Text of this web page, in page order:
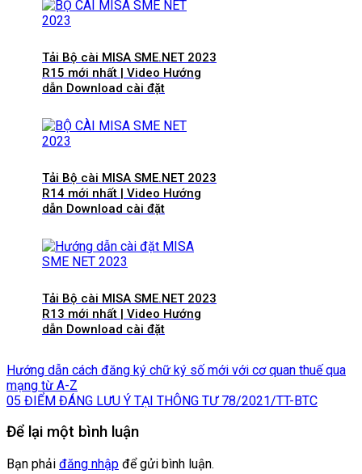
Tải Bộ cài MISA SME.NET 2023
R15 mới nhất | Video Hướng
dẫn Download cài đặt
Tải Bộ cài MISA SME.NET 2023
R14 mới nhất | Video Hướng
dẫn Download cài đặt
Tải Bộ cài MISA SME.NET 2023
R13 mới nhất | Video Hướng
dẫn Download cài đặt
Hướng dẫn cách đăng ký chữ ký số mới với cơ quan thuế qua
mạng từ A-Z
05 ĐIỂM ĐÁNG LƯU Ý TẠI THÔNG TƯ 78/2021/TT-BTC
Để lại một bình luận
Bạn phải đăng nhập để gửi bình luận.